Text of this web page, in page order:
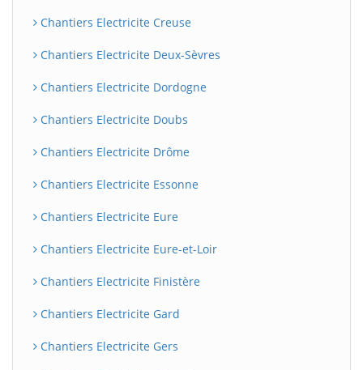
Chantiers Electricite Creuse
Chantiers Electricite Deux-Sèvres
Chantiers Electricite Dordogne
Chantiers Electricite Doubs
Chantiers Electricite Drôme
Chantiers Electricite Essonne
Chantiers Electricite Eure
Chantiers Electricite Eure-et-Loir
Chantiers Electricite Finistère
Chantiers Electricite Gard
Chantiers Electricite Gers